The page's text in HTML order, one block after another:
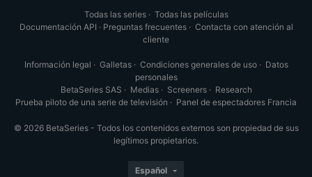
Todas las series· Todas las películas
Documentación API · Preguntas frecuentes· Contacta con atención al
cliente
Información legal · Galletas· Condiciones generales de uso· Datos
personales
BetaSeries SAS · Medias· Screeners· Research
Prueba piloto de una serie de televisión · Panel de espectadores Francia
© 2026 BetaSeries - Todos los contenidos externos son propiedad de sus
legítimos propietarios.
Español